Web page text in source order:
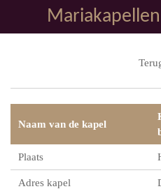
direct
Naam van de kapel
Plaats
Adres kapel